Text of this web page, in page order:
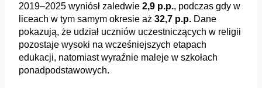
2019–2025 wyniósł zaledwie 2,9 p.p., podczas gdy w
liceach w tym samym okresie aż 32,7 p.p. Dane
pokazują, że udział uczniów uczestniczących w religii
pozostaje wysoki na wcześniejszych etapach
edukacji, natomiast wyraźnie maleje w szkołach
ponadpodstawowych.